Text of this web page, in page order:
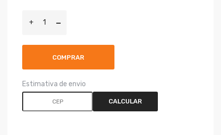
COMPRAR
Estimativa de envio
CALCULAR